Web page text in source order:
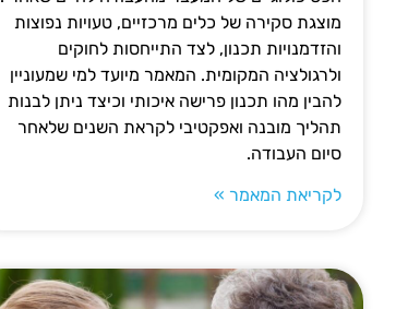
מוצגת סקירה של כלים מרכזיים, טעויות נפוצות
והזדמנויות תכנון, לצד התייחסות לחוקים
ולרגולציה המקומית. המאמר מיועד למי שמעוניין
להבין מהו תכנון פרישה איכותי וכיצד ניתן לבנות
תהליך מובנה ואפקטיבי לקראת השנים שלאחר
סיום העבודה.
לקריאת המאמר »